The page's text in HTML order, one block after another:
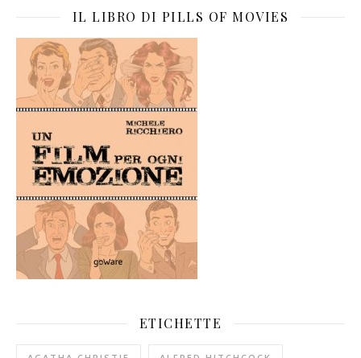
IL LIBRO DI PILLS OF MOVIES
ETICHETTE